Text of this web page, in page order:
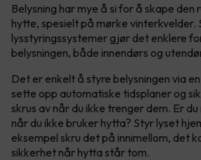
Belysning har mye å si for å skape
hytte, spesielt på mørke vinterkvelder.
lysstyringssystemer gjør det enklere
belysningen, både innendørs og
Det er enkelt å styre belysningen via
sette opp automatiske tidsplaner og
skrus av når du ikke trenger dem. Er
når du ikke bruker hytta? Styr lyset
eksempel skru det på innimellom, det
sikkerhet når hytta står tom.